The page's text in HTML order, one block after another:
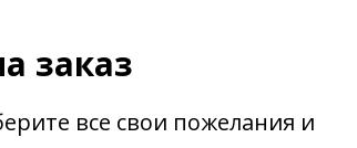
заказ
все свои пожелания и